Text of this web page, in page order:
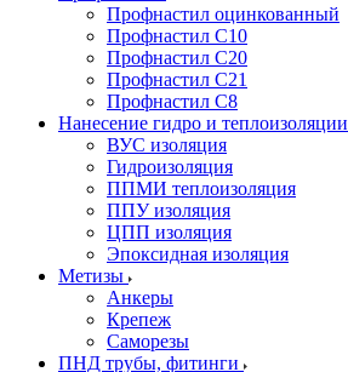
Профнастил оцинкованный
Профнастил С10
Профнастил С20
Профнастил С21
Профнастил С8
Нанесение гидро и теплоизоляции
ВУС изоляция
Гидроизоляция
ППМИ теплоизоляция
ППУ изоляция
ЦПП изоляция
Эпоксидная изоляция
Метизы
Анкеры
Крепеж
Саморезы
ПНД трубы, фитинги